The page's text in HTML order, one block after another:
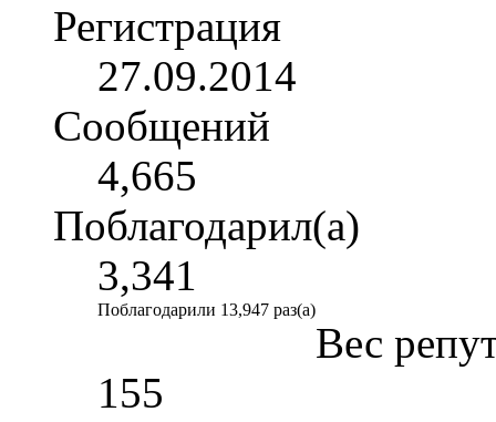
Регистрация
27.09.2014
Сообщений
4,665
Поблагодарил(а)
3,341
Поблагодарили 13,947 раз(а)
Вес
155